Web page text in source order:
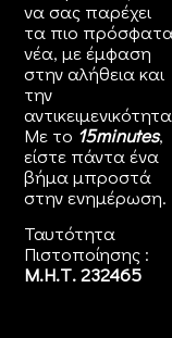
να σας παρέχει
τα πιο πρόσφατα
νέα, με έμφαση
στην αλήθεια και
την
Με το 15minutes,
είστε πάντα ένα
βήμα μπροστά
στηνενημέρωση.
Ταυτότητα
Πιστοποίησης :
Μ.Η.Τ. 232465